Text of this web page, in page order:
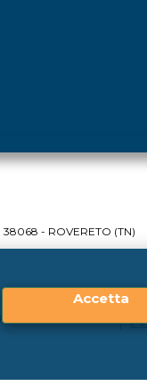
Accetta
- ROVERETO (TN)
|